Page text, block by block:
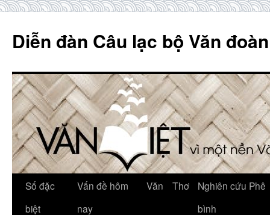
content
Diễn đàn Câu lạc bộ Văn
Số đặc
biệt
Vấn đề hôm
nay
Văn Thơ
Nghiên cứu Phê
bình